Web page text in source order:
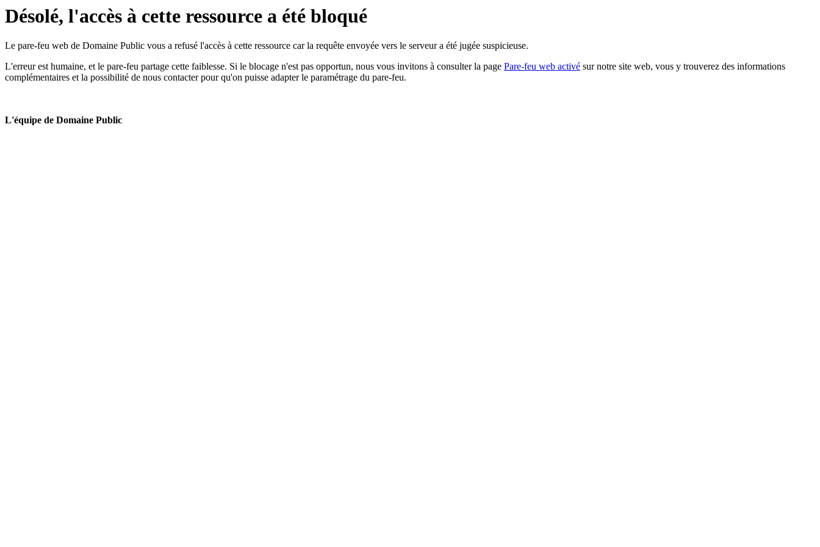
Désolé, l'accès à cette ressource a été bloqué
Le pare-feu web de Domaine Public vous a refusé l'accès à cette ressource car la requête envoyée vers le serveur a été jugée suspicieuse.
L'erreur est humaine, et le pare-feu partage cette faiblesse. Si le blocage n'est pas opportun, nous vous invitons à consulter la page Pare-feu web activé sur notre site web, vous y trouverez des informations
complémentaires et la possibilité de nous contacter pour qu'on puisse adapter le paramétrage du pare-feu.
L'équipe de Domaine Public